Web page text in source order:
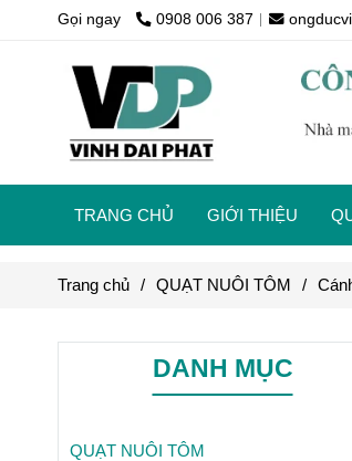
Gọi ngay 0908 006 387
TRANG CHỦ GIỚI THIỆU
Trang chủ / QUẠT NUÔI TÔM /
DANH MỤC
QUẠT NUÔI TÔM